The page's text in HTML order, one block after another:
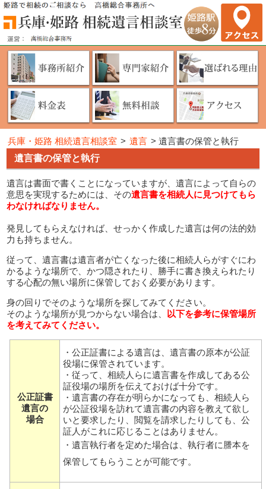
兵庫・姫路 相続遺言相談室 > 遺言 >遺言書の保管と執行
遺言書の保管と執行
遺言は書面で書くことになっていますが、遺言によって自らの
意思を実現するためには、その遺言書を相続人に見つけてもら
わなければなりません。
発見してもらえなければ、せっかく作成した遺言は何の法的効
力も持ちません。
従って、遺言書は遺言者が亡くなった後に相続人らがすぐにわ
かるような場所で、かつ隠されたり、勝手に書き換えられたり
する心配の無い場所に保管しておく必要があります。
身の回りでそのような場所を探してみてください。
そのような場所が見つからない場合は、
以下を参考に保管場所
を考えてみてください。
公正証書
遺言の
場合
・公正証書による遺言は、遺言書の原本が公証
役場に保管されています。
・従って、相続人らに遺言書を作成してある公
証役場の場所を伝えておけば十分です。
・遺言書の存在が明らかになっても、相続人ら
が公証役場を訪れて遺言書の内容を教えて欲し
いと要求したり、閲覧を請求したりしても、公
証人がこれに応じることはありません。
・遺言執行者を定めた場合は、執行者に謄本を
保管してもらうことが可能です。